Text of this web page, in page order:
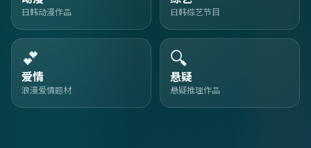
日韩动漫作品 日韩综艺节目
💕
爱情
浪漫爱情题材
🔍
悬疑
悬疑推理作品